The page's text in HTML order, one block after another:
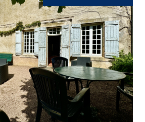
LE BIEN